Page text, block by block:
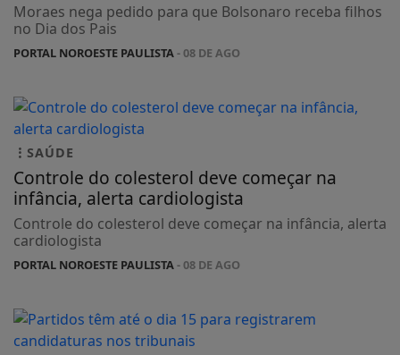
Moraes nega pedido para que Bolsonaro receba filhos
no Dia dos Pais
PORTAL NOROESTE PAULISTA- 08 DE AGO
SAÚDE
Controle do colesterol deve começar na
infância, alerta cardiologista
Controle do colesterol deve começar na infância, alerta
cardiologista
PORTAL NOROESTE PAULISTA- 08 DE AGO